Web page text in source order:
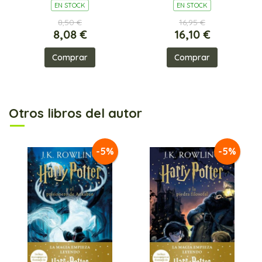
EN STOCK
8,50 €
8,08 €
Comprar
EN STOCK
16,95 €
16,10 €
Comprar
Otros libros del autor
-5% -5%